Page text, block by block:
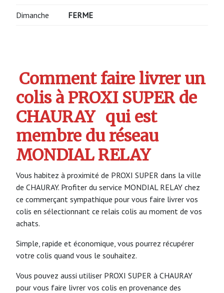
Dimanche FERME
Comment faire livrer un
colis à PROXI SUPER de
CHAURAY qui est
membre du réseau
MONDIAL RELAY
Vous habitez à proximité de PROXI SUPER dans la ville
de CHAURAY. Profiter du service MONDIAL RELAY chez
ce commerçant sympathique pour vous faire livrer vos
colis en sélectionnant ce relais colis au moment de vos
achats.
Simple, rapide et économique, vous pourrez récupérer
votre colis quand vous le souhaitez.
Vous pouvez aussi utiliser PROXI SUPER à CHAURAY
pour vous faire livrer vos colis en provenance des